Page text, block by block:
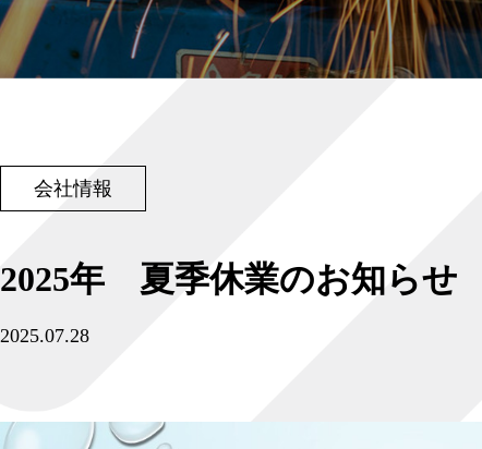
会社情報
2025年 夏季休業のお知らせ
2025.07.28